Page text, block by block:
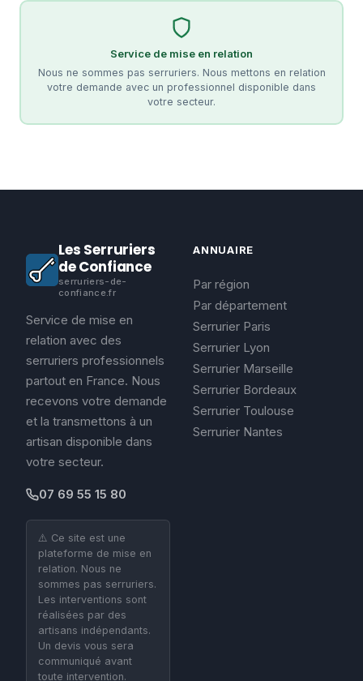
Service de mise en relation
Nous ne sommes pas serruriers. Nous mettons en relation
votre demande avec un professionnel disponible dans
votre secteur.
Les Serruriers
de Confiance
serruriers-de-
confiance.fr
Service de mise en
relation avec des
serruriers professionnels
partout en France. Nous
recevons votre demande
et la transmettons à un
artisan disponible dans
votre secteur.
07 69 55 15 80
⚠️ Ce site est une
plateforme de mise en
relation. Nous ne
sommes pas serruriers.
Les interventions sont
réalisées par des
artisans indépendants.
Un devis vous sera
communiqué avant
toute intervention.
ANNUAIRE
Par région
Par département
Serrurier Paris
Serrurier Lyon
Serrurier Marseille
Serrurier Bordeaux
Serrurier Toulouse
Serrurier Nantes